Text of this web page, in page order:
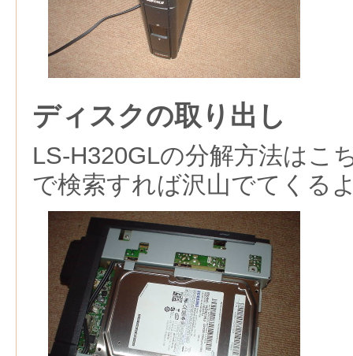
ディスクの取り出し
LS-H320GLの分解方法はこ
で検索すれば沢山でてくる